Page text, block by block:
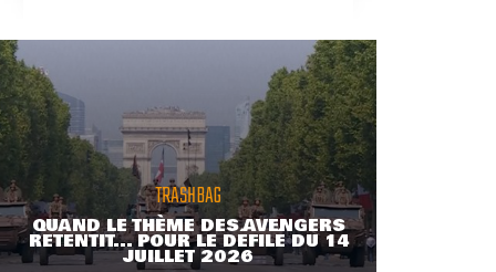
TRASHBAG
QUAND LE THÈME DES AVENGERS
RETENTIT... POUR LE DÉFILÉ DU 14
JUILLET 2026